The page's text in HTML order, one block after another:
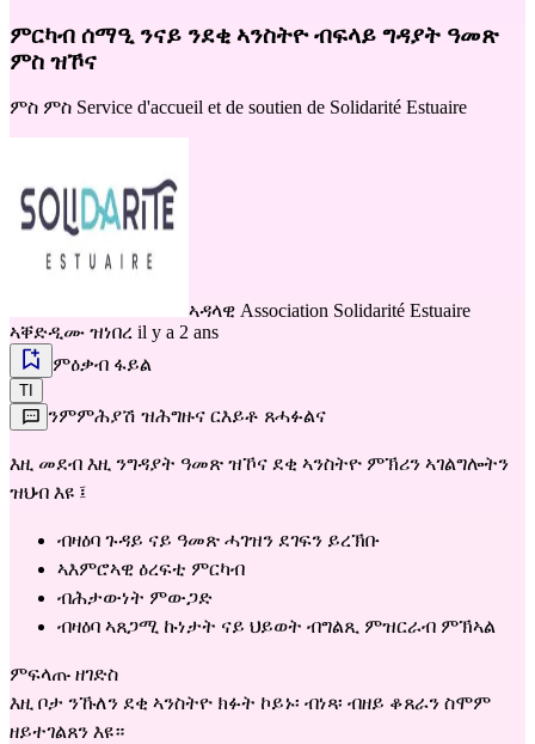
ምርካብ ሰማዒ ንናይ ንደቂ ኣንስትዮ ብፍላይ ግዳያት ዓመጽ
ምስ ዝኾና
ምስ ምስ Service d'accueil et de soutien de Solidarité Estuaire
ኣዳላዊ Association Solidarité Estuaire
ኣቐድዲሙ ዝነበረ il y a 2 ans
ምዕቃብ ፋይል
TI
ንምምሕያሽ ዝሕግዙና ርእይቶ ጸሓፉልና
እዚ መደብ እዚ ንግዳያት ዓመጽ ዝኾና ደቂ ኣንስትዮ ምኽሪን ኣገልግሎትን
ዝህብ እዩ ፤
ብዛዕባ ጉዳይ ናይ ዓመጽ ሓገዝን ደገፍን ይረኽቡ
ኣእምሮኣዊ ዕረፍቲ ምርካብ
ብሕታውነት ምውጋድ
ብዛዕባ ኣጸጋሚ ኩነታት ናይ ህይወት ብግልጺ ምዝርራብ ምኽኣል
ምፍላጡ ዘገድስ
እዚ ቦታ ንኹለን ደቂ ኣንስትዮ ክፉት ኮይኑ፡ ብነጻ፡ ብዘይ ቆጸራን ስሞም
ዘይተገልጸን እዩ።